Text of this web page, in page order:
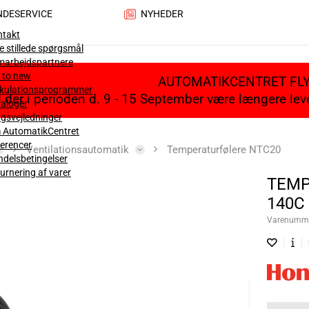
stillede spørgsmål
to new
AutomatikCentret
af varer
NYHEDER
AUTOMATIKCENTRET
der i perioden d. 9 - 15 September være længere
Ventilationsautomatik Temperaturfølere NTC20
140C